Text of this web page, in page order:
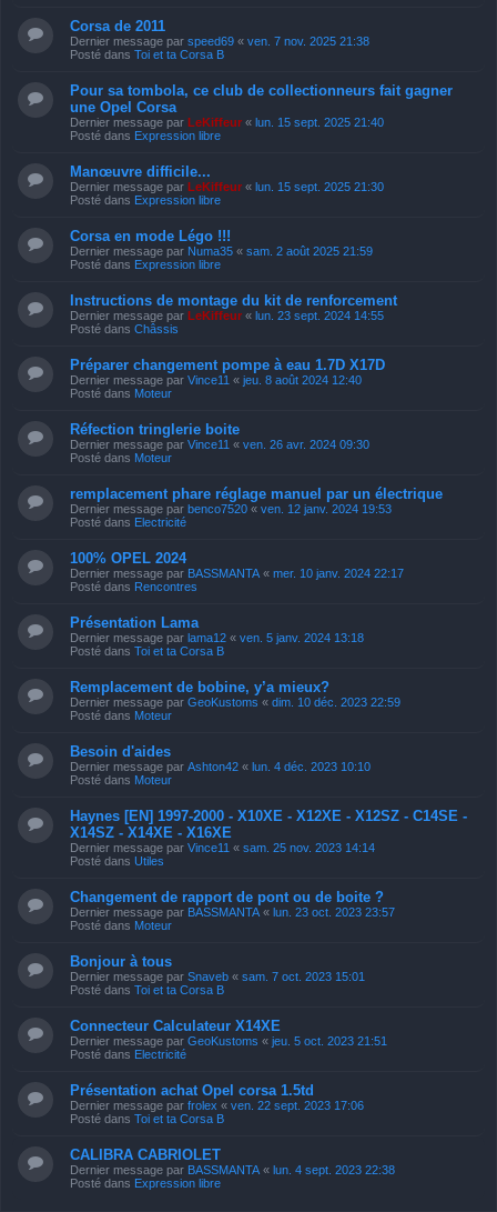
Corsa de 2011
Dernier message par speed69 « ven. 7 nov. 2025 21:38
Posté dans Toi et ta Corsa B
Pour sa tombola, ce club de collectionneurs fait gagner
une Opel Corsa
Dernier message par LeKiffeur « lun. 15 sept. 2025 21:40
Posté dans Expression libre
Manœuvre difficile...
Dernier message par LeKiffeur « lun. 15 sept. 2025 21:30
Posté dans Expression libre
Corsa en mode Légo !!!
Dernier message par Numa35 « sam. 2 août 2025 21:59
Posté dans Expression libre
Instructions de montage du kit de renforcement
Dernier message par LeKiffeur « lun. 23 sept. 2024 14:55
Posté dans Châssis
Préparer changement pompe à eau 1.7D X17D
Dernier message par Vince11 « jeu. 8 août 2024 12:40
Posté dans Moteur
Réfection tringlerie boite
Dernier message par Vince11 « ven. 26 avr. 2024 09:30
Posté dans Moteur
remplacement phare réglage manuel par un électrique
Dernier message par benco7520 « ven. 12 janv. 2024 19:53
Posté dans Electricité
100% OPEL 2024
Dernier message par BASSMANTA « mer. 10 janv. 2024 22:17
Posté dans Rencontres
Présentation Lama
Dernier message par lama12 « ven. 5 janv. 2024 13:18
Posté dans Toi et ta Corsa B
Remplacement de bobine, y’a mieux?
Dernier message par GeoKustoms « dim. 10 déc. 2023 22:59
Posté dans Moteur
Besoin d'aides
Dernier message par Ashton42 « lun. 4 déc. 2023 10:10
Posté dans Moteur
Haynes [EN] 1997-2000 - X10XE - X12XE - X12SZ - C14SE -
X14SZ - X14XE - X16XE
Dernier message par Vince11 « sam. 25 nov. 2023 14:14
Posté dans Utiles
Changement de rapport de pont ou de boite ?
Dernier message par BASSMANTA « lun. 23 oct. 2023 23:57
Posté dans Moteur
Bonjour à tous
Dernier message par Snaveb « sam. 7 oct. 2023 15:01
Posté dans Toi et ta Corsa B
Connecteur Calculateur X14XE
Dernier message par GeoKustoms « jeu. 5 oct. 2023 21:51
Posté dans Electricité
Présentation achat Opel corsa 1.5td
Dernier message par frolex « ven. 22 sept. 2023 17:06
Posté dans Toi et ta Corsa B
CALIBRA CABRIOLET
Dernier message par BASSMANTA « lun. 4 sept. 2023 22:38
Posté dans Expression libre